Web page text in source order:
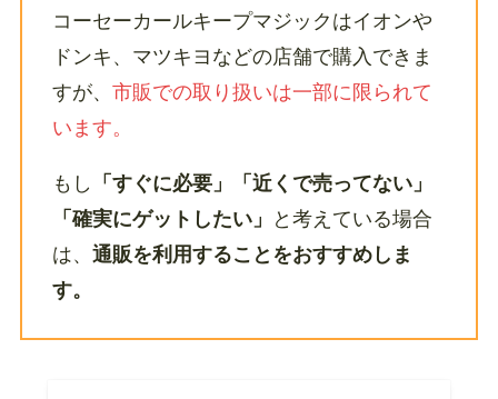
コーセーカールキープマジックはイオンや
ドンキ、マツキヨなどの店舗で購入できま
すが、 市販での取り扱いは一部に限られて
います。
もし
「すぐに必要」「近くで売ってない」
「確実にゲットしたい」
と考えている場合
は、 通販を利用することをおすすめしま
す。